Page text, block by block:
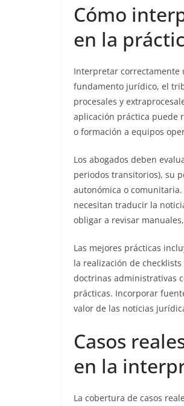
Cómo
en la
Interpretar correctamente
fundamento jurídico, el
procesales y
aplicación práctica puede
o formación a equipos
Los abogados deben
periodos transitorios), su
autonómica o
necesitan traducir la
obligar a revisar
Las mejores prácticas
la realización de
doctrinas administrativas
prácticas. Incorporar
valor de las noticias
Casos
en la
La cobertura de casos